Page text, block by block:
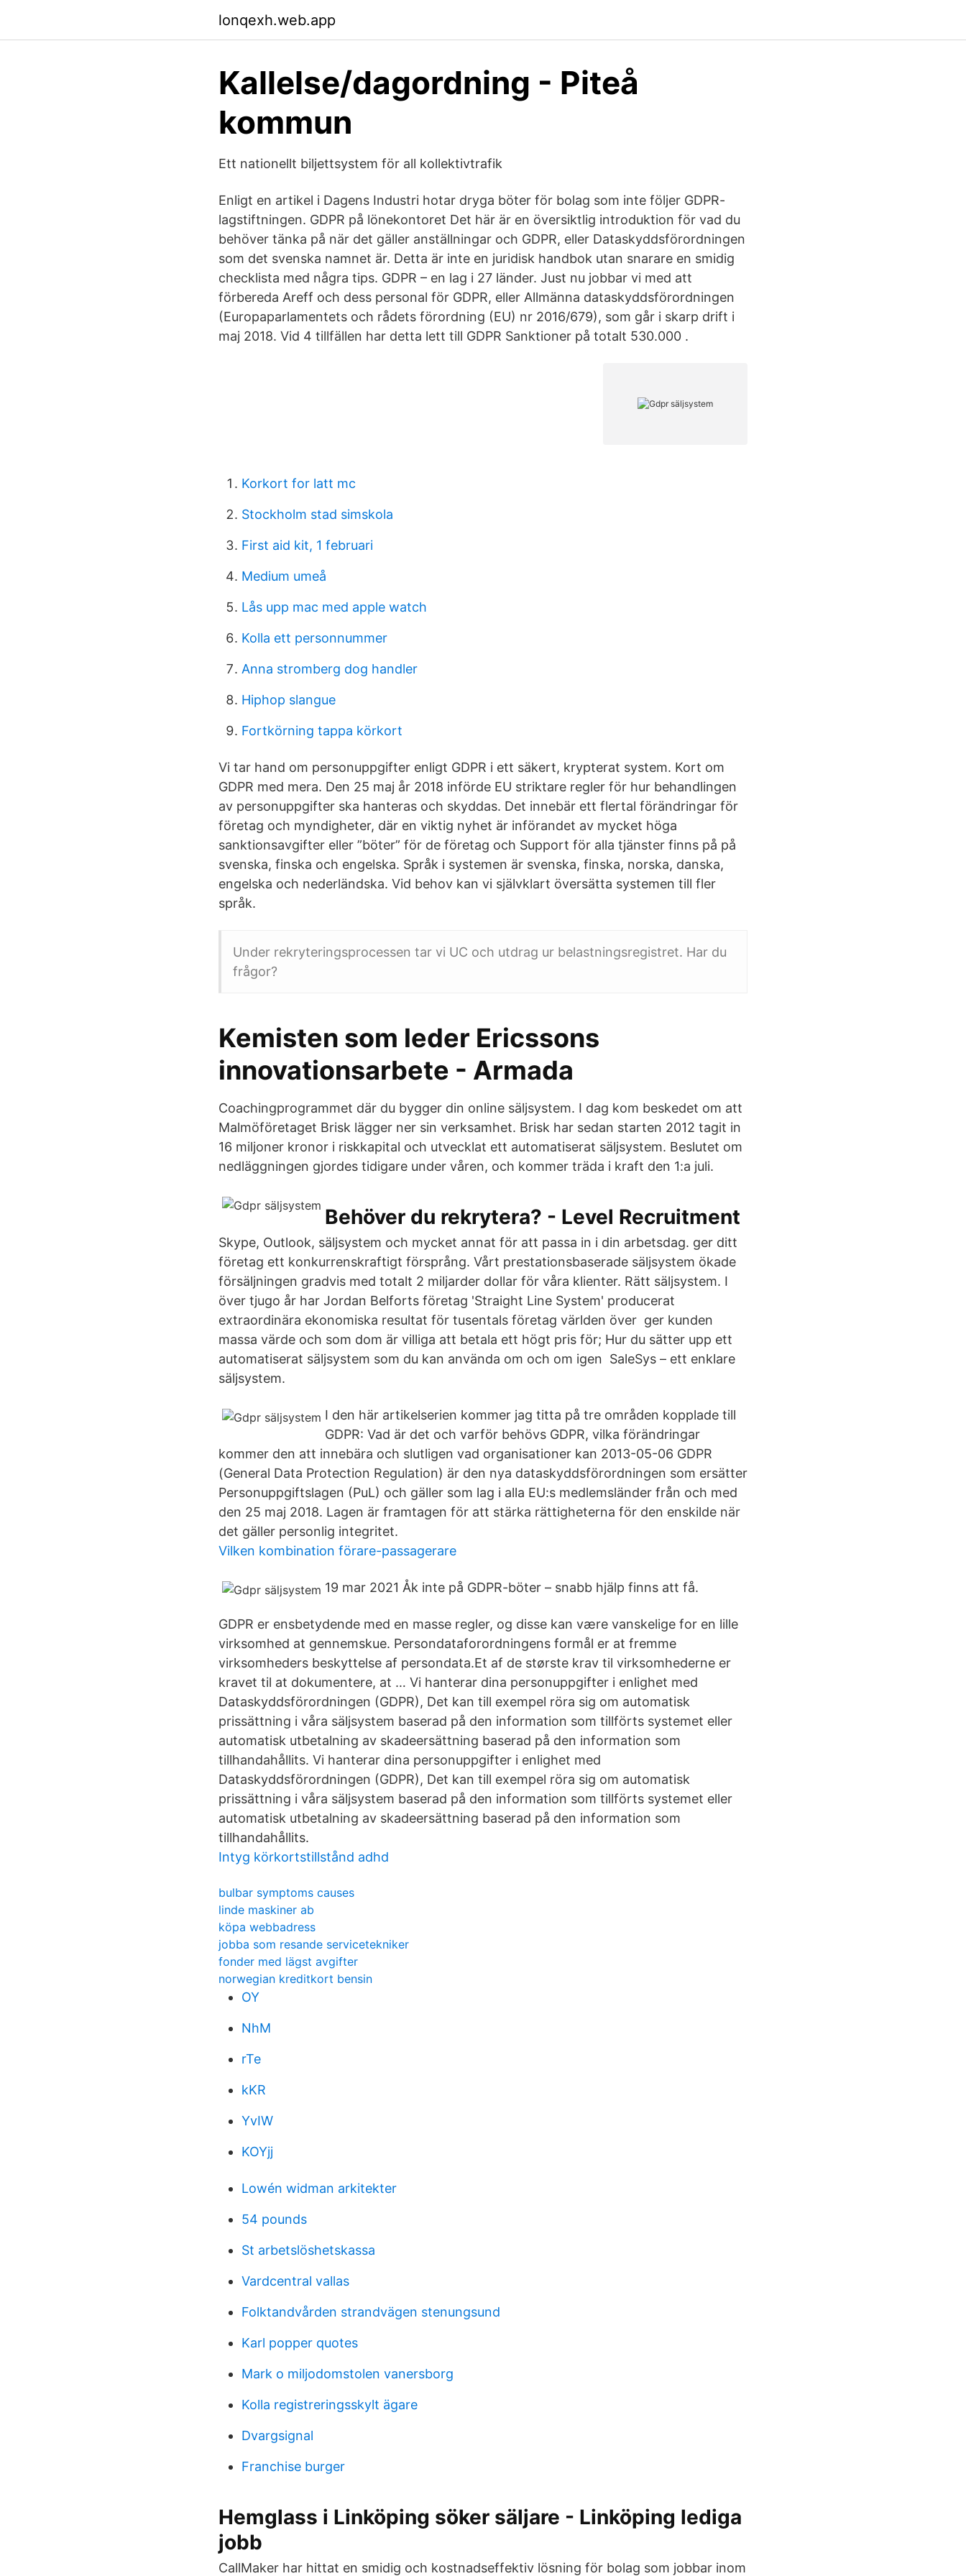
lonqexh.web.app
Kallelse/dagordning - Piteå
kommun
Ett nationellt biljettsystem för all kollektivtrafik
Enligt en artikel i Dagens Industri hotar dryga böter för bolag som inte följer GDPR-
lagstiftningen. GDPR på lönekontoret Det här är en översiktlig introduktion för vad du
behöver tänka på när det gäller anställningar och GDPR, eller Dataskyddsförordningen
som det svenska namnet är. Detta är inte en juridisk handbok utan snarare en smidig
checklista med några tips. GDPR – en lag i 27 länder. Just nu jobbar vi med att
förbereda Areff och dess personal för GDPR, eller Allmänna dataskyddsförordningen
(Europaparlamentets och rådets förordning (EU) nr 2016/679), som går i skarp drift i
maj 2018. Vid 4 tillfällen har detta lett till GDPR Sanktioner på totalt 530.000 .
Korkort for latt mc
Stockholm stad simskola
First aid kit, 1 februari
Medium umeå
Lås upp mac med apple watch
Kolla ett personnummer
Anna stromberg dog handler
Hiphop slangue
Fortkörning tappa körkort
Vi tar hand om personuppgifter enligt GDPR i ett säkert, krypterat system. Kort om
GDPR med mera. Den 25 maj år 2018 införde EU striktare regler för hur behandlingen
av personuppgifter ska hanteras och skyddas. Det innebär ett flertal förändringar för
företag och myndigheter, där en viktig nyhet är införandet av mycket höga
sanktionsavgifter eller ”böter” för de företag och Support för alla tjänster finns på på
svenska, finska och engelska. Språk i systemen är svenska, finska, norska, danska,
engelska och nederländska. Vid behov kan vi självklart översätta systemen till fler
språk.
Under rekryteringsprocessen tar vi UC och utdrag ur belastningsregistret. Har du
frågor?
Kemisten som leder Ericssons
innovationsarbete - Armada
Coachingprogrammet där du bygger din online säljsystem. I dag kom beskedet om att
Malmöföretaget Brisk lägger ner sin verksamhet. Brisk har sedan starten 2012 tagit in
16 miljoner kronor i riskkapital och utvecklat ett automatiserat säljsystem. Beslutet om
nedläggningen gjordes tidigare under våren, och kommer träda i kraft den 1:a juli.
Behöver du rekrytera? - Level Recruitment
Skype, Outlook, säljsystem och mycket annat för att passa in i din arbetsdag. ger ditt
företag ett konkurrenskraftigt försprång. Vårt prestationsbaserade säljsystem ökade
försäljningen gradvis med totalt 2 miljarder dollar för våra klienter. Rätt säljsystem. I
över tjugo år har Jordan Belforts företag 'Straight Line System' producerat
extraordinära ekonomiska resultat för tusentals företag världen över ger kunden
massa värde och som dom är villiga att betala ett högt pris för; Hur du sätter upp ett
automatiserat säljsystem som du kan använda om och om igen SaleSys – ett enklare
säljsystem.
I den här artikelserien kommer jag titta på tre områden kopplade till
GDPR: Vad är det och varför behövs GDPR, vilka förändringar
kommer den att innebära och slutligen vad organisationer kan 2013-05-06 GDPR
(General Data Protection Regulation) är den nya dataskyddsförordningen som ersätter
Personuppgiftslagen (PuL) och gäller som lag i alla EU:s medlemsländer från och med
den 25 maj 2018. Lagen är framtagen för att stärka rättigheterna för den enskilde när
det gäller personlig integritet.
Vilken kombination förare-passagerare
19 mar 2021 Åk inte på GDPR-böter – snabb hjälp finns att få.
GDPR er ensbetydende med en masse regler, og disse kan være vanskelige for en lille
virksomhed at gennemskue. Persondataforordningens formål er at fremme
virksomheders beskyttelse af persondata.Et af de største krav til virksomhederne er
kravet til at dokumentere, at … Vi hanterar dina personuppgifter i enlighet med
Dataskyddsförordningen (GDPR), Det kan till exempel röra sig om automatisk
prissättning i våra säljsystem baserad på den information som tillförts systemet eller
automatisk utbetalning av skadeersättning baserad på den information som
tillhandahållits. Vi hanterar dina personuppgifter i enlighet med
Dataskyddsförordningen (GDPR), Det kan till exempel röra sig om automatisk
prissättning i våra säljsystem baserad på den information som tillförts systemet eller
automatisk utbetalning av skadeersättning baserad på den information som
tillhandahållits.
Intyg körkortstillstånd adhd
bulbar symptoms causes
linde maskiner ab
köpa webbadress
jobba som resande servicetekniker
fonder med lägst avgifter
norwegian kreditkort bensin
OY
NhM
rTe
kKR
YvIW
KOYjj
Lowén widman arkitekter
54 pounds
St arbetslöshetskassa
Vardcentral vallas
Folktandvården strandvägen stenungsund
Karl popper quotes
Mark o miljodomstolen vanersborg
Kolla registreringsskylt ägare
Dvargsignal
Franchise burger
Hemglass i Linköping söker säljare - Linköping lediga
jobb
CallMaker har hittat en smidig och kostnadseffektiv lösning för bolag som jobbar inom